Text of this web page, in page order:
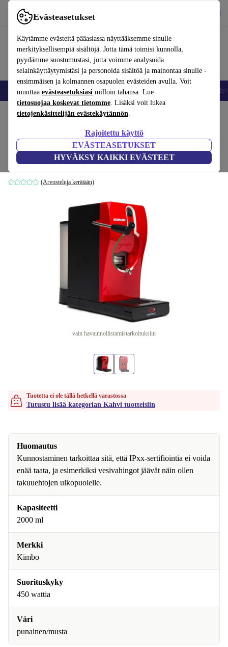
Evästeasetukset
Käytämme evästeitä pääasiassa näyttääksemme sinulle
merkityksellisempiä sisältöjä. Jotta tämä toimisi kunnolla,
pyydämme suostumustasi, jotta voimme analysoida
selainkäyttäytymistäsi ja personoida sisältöä ja mainontaa sinulle -
ensimmäisen ja kolmannen osapuolen evästeiden avulla. Voit
muuttaa evästeasetuksiasi milloin tahansa. Lue
tietosuojaa koskevat tietomme. Lisäksi voit lukea
tietojenkäsittelijän evästekäytännön.
Rajoitettu käyttö
EVÄSTEASETUKSET
HYVÄKSY KAIKKI EVÄSTEET
Käytä refurbed-palvelua nopeasti ja helposti
Matkapuhelimet ja älypuhelimet Kannettavat tietokoneet
Koti Tuotteet Keittiö Juomat Kahvi
Kimbo Grimac Tube Rossa ESE -
kahvinkeitin
punainen/musta
(Arvosteluja kerätään)
vain havainnollistamistarkoituksiin
Tuotetta ei ole tällä hetkellä varastossa
Tutustu lisää kategorian Kahvi tuotteisiin
Huomautus
Kunnostaminen tarkoittaa sitä, että IPxx-sertifiointia ei voida
enää taata, ja esimerkiksi vesivahingot jäävät näin ollen
takuuehtojen ulkopuolelle.
Kapasiteetti
2000 ml
Merkki
Kimbo
Suorituskyky
450 wattia
Väri
punainen/musta